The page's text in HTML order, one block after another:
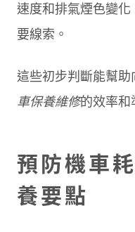
速度和排氣煙色變
要線索。
這些初步判斷能幫
車保養維修的效率和
預防機車
養要點